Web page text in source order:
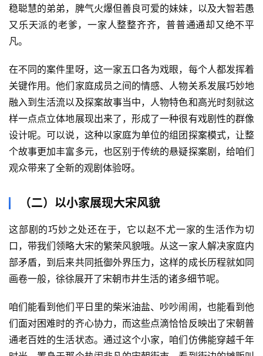
稳聪慧的弟弟，脾气火爆但善良可爱的妹妹，以及大智若愚
又乐天派的老爹，一家人整整齐齐，普普通通却又绝不平
凡。
在不同的案件里呀，这一家五口各为戏眼，每个人都发挥着
关键作用。他们家庭成员之间的情感、人物关系发展巧妙地
融入到生活流以及探案故事当中，人物特色和高光时刻就这
样一点点立体地展现出来了，形成了一种很有戏剧性的群像
设计呢。可以说，这种以家庭为单位的组团探案模式，让整
个故事更加丰富多元，也区别于传统的悬疑探案剧，给咱们
观众带来了全新的观剧体验呀。
（二）以小家展现大宋风貌
这部剧的巧妙之处还在于，它以赵不尤一家的生活作为切
口，带我们领略大宋的繁荣风貌哦。从这一家人解决家庭内
部矛盾，到后来共同抵御外界压力，这样的成长历程就如同
画卷一般，徐徐展开了宋朝市井生活的诸多细节呢。
咱们能看到他们平日里的柴米油盐、吵吵闹闹，也能看到他
们面对困难时的齐心协力，而这些点滴恰恰反映出了宋朝普
通老百姓的生活状态。通过这个小家，咱们仿佛能穿越千年